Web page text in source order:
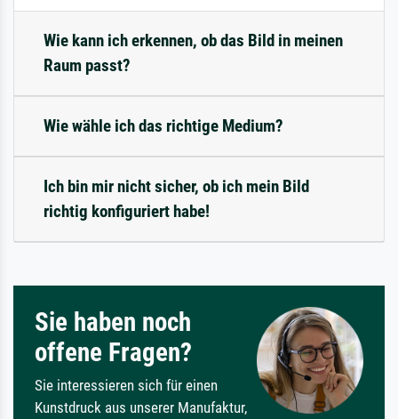
Wie kann ich erkennen, ob das Bild in meinen
Raum passt?
Wie wähle ich das richtige Medium?
Ich bin mir nicht sicher, ob ich mein Bild
richtig konfiguriert habe!
Sie haben noch
offene Fragen?
Sie interessieren sich für einen
Kunstdruck aus unserer Manufaktur,